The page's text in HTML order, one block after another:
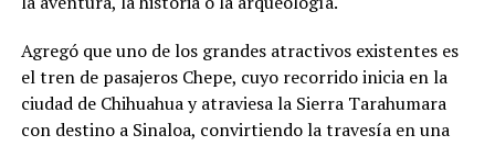
Agregó que uno de los grandes atractivos existentes es
el tren de pasajeros Chepe, cuyo recorrido inicia en la
ciudad de Chihuahua y atraviesa la Sierra Tarahumara
con destino a Sinaloa, convirtiendo la travesía en una